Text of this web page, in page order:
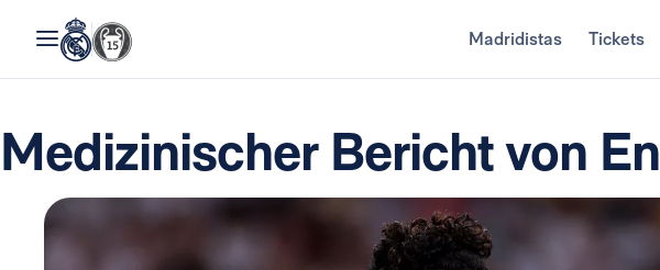
Madridistas Tickets
Medizinischer Bericht von